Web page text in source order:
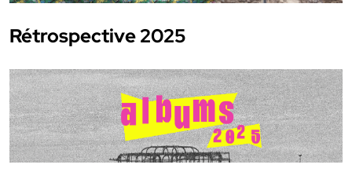
Rétrospective 2025